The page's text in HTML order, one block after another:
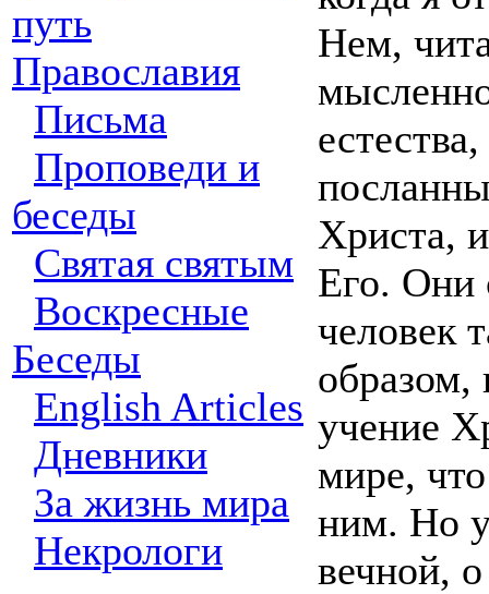
путь
Православия
Письма
Проповеди и
беседы
Святая святым
Воскресные
Беседы
English Articles
Дневники
За жизнь мира
Некрологи
Нем,
Христа,
Его. Они
человек
образом,
учение
мире,
ним. Но
вечной,